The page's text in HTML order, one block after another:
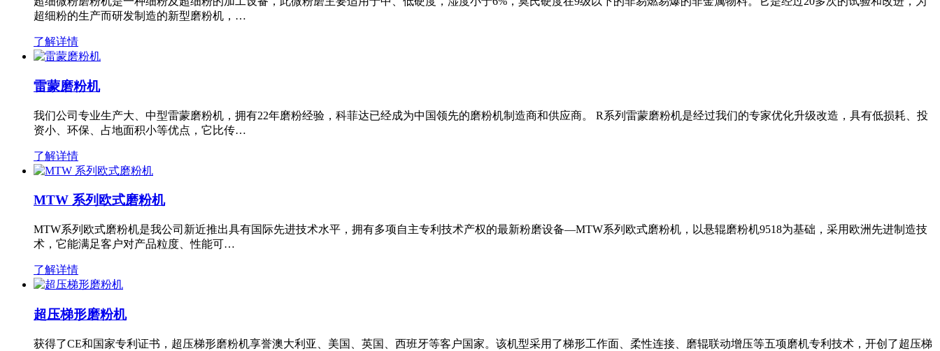
超细粉的生产而研发制造的新型磨粉机，…
了解详情
雷蒙磨粉机
我们公司专业生产大、中型雷蒙磨粉机，拥有22年磨粉经验，科菲达已经成为中国领先的磨粉机制造商和供应商。 R系列雷蒙磨粉机是经过我们的专家优化升级改造，具有低损耗、投
资小、环保、占地面积小等优点，它比传…
了解详情
MTW 系列欧式磨粉机
MTW系列欧式磨粉机是我公司新近推出具有国际先进技术水平，拥有多项自主专利技术产权的最新粉磨设备—MTW系列欧式磨粉机，以悬辊磨粉机9518为基础，采用欧洲先进制造技
术，它能满足客户对产品粒度、性能可…
了解详情
超压梯形磨粉机
获得了CE和国家专利证书，超压梯形磨粉机享誉澳大利亚、美国、英国、西班牙等客户国家。该机型采用了梯形工作面、柔性连接、磨辊联动增压等五项磨机专利技术，开创了超压梯